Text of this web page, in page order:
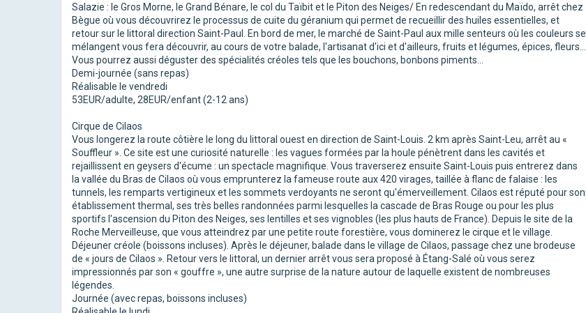
Salazie : le Gros Morne, le Grand Bénare, le col du Taïbit et le Piton des Neiges/ En redescendant du Maïdo, arrêt chez
Bègue où vous découvrirez le processus de cuite du géranium qui permet de recueillir des huiles essentielles, et
retour sur le littoral direction Saint-Paul. En bord de mer, le marché de Saint-Paul aux mille senteurs où les couleurs se
mélangent vous fera découvrir, au cours de votre balade, l'artisanat d'ici et d'ailleurs, fruits et légumes, épices, fleurs...
Vous pourrez aussi déguster des spécialités créoles tels que les bouchons, bonbons piments...
Demi-journée (sans repas)
Réalisable le vendredi
53EUR/adulte, 28EUR/enfant (2-12 ans)
Cirque de Cilaos
Vous longerez la route côtière le long du littoral ouest en direction de Saint-Louis. 2 km après Saint-Leu, arrêt au «
Souffleur ». Ce site est une curiosité naturelle : les vagues formées par la houle pénètrent dans les cavités et
rejaillissent en geysers d'écume : un spectacle magnifique. Vous traverserez ensuite Saint-Louis puis entrerez dans
la vallée du Bras de Cilaos où vous emprunterez la fameuse route aux 420 virages, taillée à flanc de falaise : les
tunnels, les remparts vertigineux et les sommets verdoyants ne seront qu'émerveillement. Cilaos est réputé pour son
établissement thermal, ses très belles randonnées parmi lesquelles la cascade de Bras Rouge ou pour les plus
sportifs l'ascension du Piton des Neiges, ses lentilles et ses vignobles (les plus hauts de France). Depuis le site de la
Roche Merveilleuse, que vous atteindrez par une petite route forestière, vous dominerez le cirque et le village.
Déjeuner créole (boissons incluses). Après le déjeuner, balade dans le village de Cilaos, passage chez une brodeuse
de « jours de Cilaos ». Retour vers le littoral, un dernier arrêt vous sera proposé à Étang-Salé où vous serez
impressionnés par son « gouffre », une autre surprise de la nature autour de laquelle existent de nombreuses
légendes.
Journée (avec repas, boissons incluses)